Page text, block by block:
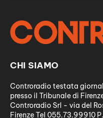
CHI SIAMO
Controradio testata
presso il Tribunale di
Controradio Srl - via del
Firenze Tel 055.73.99910